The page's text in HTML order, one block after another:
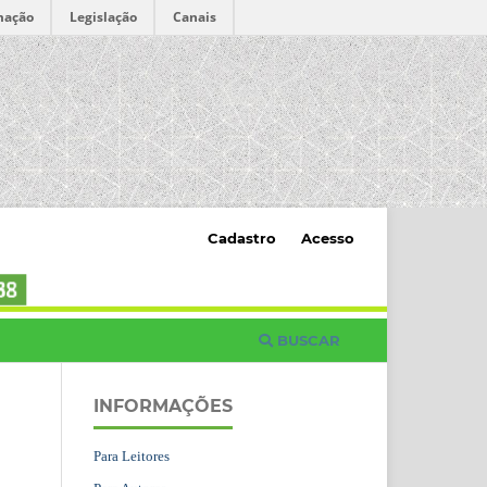
Legislação Canais
BUSCAR
Cadastro Acesso
INFORMAÇÕES
Para Leitores